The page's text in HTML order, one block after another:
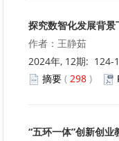
探究数智化发展背
作者：王静茹
2024年, 12期: 124-
摘要 ( 298 )
“五环一体”创新创业